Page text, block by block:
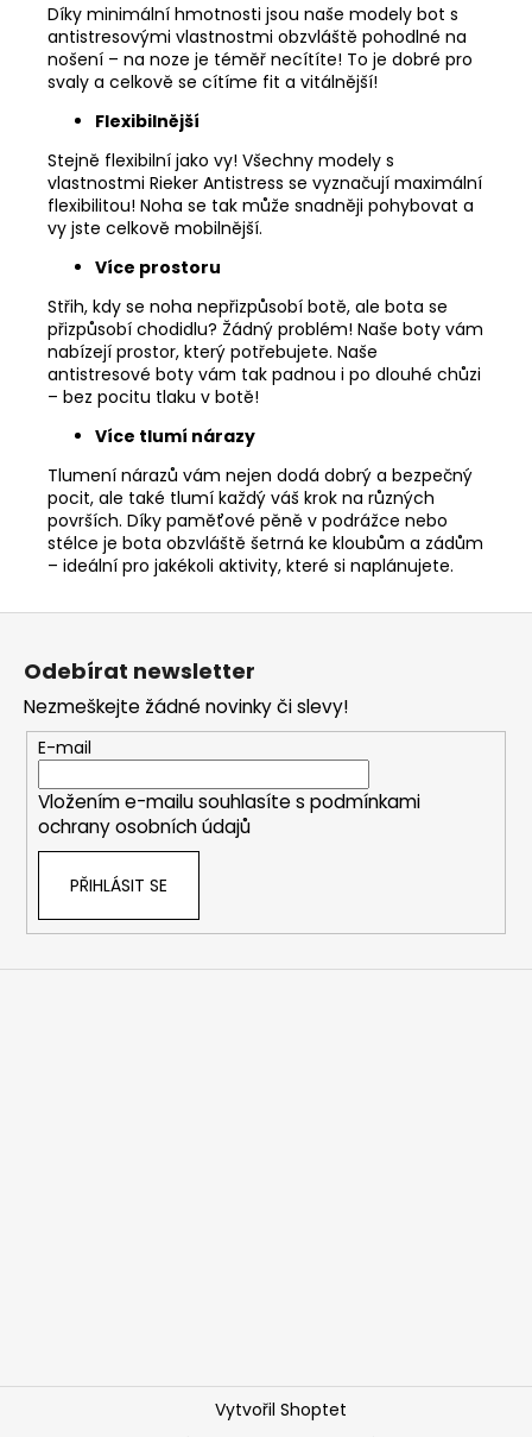
Díky minimální hmotnosti jsou naše modely bot s
antistresovými vlastnostmi obzvláště pohodlné na
nošení – na noze je téměř necítíte! To je dobré pro
svaly a celkově se cítíme fit a vitálnější!
Flexibilnější
Stejně flexibilní jako vy! Všechny modely s
vlastnostmi Rieker Antistress se vyznačují maximální
flexibilitou! Noha se tak může snadněji pohybovat a
vy jste celkově mobilnější.
Více prostoru
Střih, kdy se noha nepřizpůsobí botě, ale bota se
přizpůsobí chodidlu? Žádný problém! Naše boty vám
nabízejí prostor, který potřebujete. Naše
antistresové boty vám tak padnou i po dlouhé chůzi
– bez pocitu tlaku v botě!
Více tlumí nárazy
Tlumení nárazů vám nejen dodá dobrý a bezpečný
pocit, ale také tlumí každý váš krok na různých
površích. Díky paměťové pěně v podrážce nebo
stélce je bota obzvláště šetrná ke kloubům a zádům
– ideální pro jakékoli aktivity, které si naplánujete.
Z
Odebírat newsletter
Nezmeškejte žádné novinky či slevy!
E-mail
Vložením e-mailu souhlasíte s podmínkami
ochrany osobních údajů
PŘIHLÁSIT SE
Vytvořil Shoptet